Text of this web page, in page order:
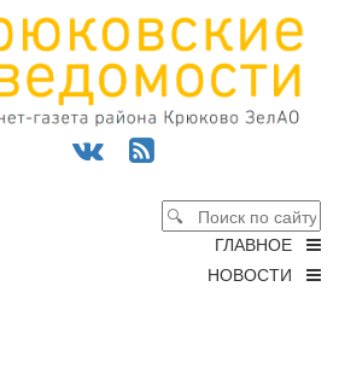
ГЛАВНОЕ
НОВОСТИ